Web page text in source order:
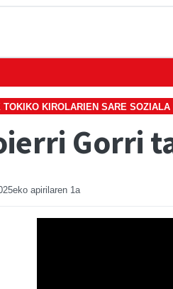
TOKIKO KIROLARIEN SARE SOZIALA
Gorri
apirilaren 1a